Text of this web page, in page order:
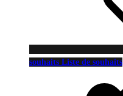
souhaits Liste de souhaits